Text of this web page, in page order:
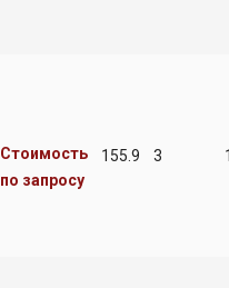
Стоимость
по запросу
155.9 3